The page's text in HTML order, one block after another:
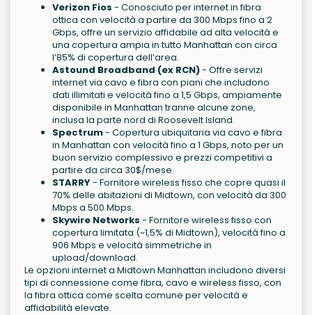
Verizon Fios - Conosciuto per internet in fibra
ottica con velocità a partire da 300 Mbps fino a 2
Gbps, offre un servizio affidabile ad alta velocità e
una copertura ampia in tutto Manhattan con circa
l’85% di copertura dell’area.
Astound Broadband (ex RCN)- Offre servizi
internet via cavo e fibra con piani che includono
dati illimitati e velocità fino a 1,5 Gbps, ampiamente
disponibile in Manhattan tranne alcune zone,
inclusa la parte nord di Roosevelt Island.
Spectrum- Copertura ubiquitaria via cavo e fibra
in Manhattan con velocità fino a 1 Gbps, noto per un
buon servizio complessivo e prezzi competitivi a
partire da circa 30$/mese.
STARRY- Fornitore wireless fisso che copre quasi il
70% delle abitazioni di Midtown, con velocità da 300
Mbps a 500 Mbps.
Skywire Networks - Fornitore wireless fisso con
copertura limitata (~1,5% di Midtown), velocità fino a
906 Mbps e velocità simmetriche in
upload/download.
Le opzioni internet a Midtown Manhattan includono diversi
tipi di connessione come fibra, cavo e wireless fisso, con
la fibra ottica come scelta comune per velocità e
affidabilità elevate.